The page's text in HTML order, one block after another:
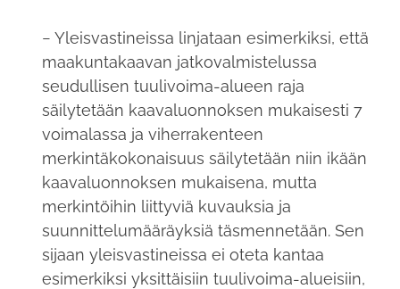
− Yleisvastineissa linjataan esimerkiksi, että
maakuntakaavan jatkovalmistelussa
seudullisen tuulivoima-alueen raja
säilytetään kaavaluonnoksen mukaisesti 7
voimalassa ja viherrakenteen
merkintäkokonaisuus säilytetään niin ikään
kaavaluonnoksen mukaisena, mutta
merkintöihin liittyviä kuvauksia ja
suunnittelumääräyksiä täsmennetään. Sen
sijaan yleisvastineissa ei oteta kantaa
esimerkiksi yksittäisiin tuulivoima-alueisiin,